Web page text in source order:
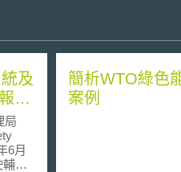
及
意
局
6月
助
簡析WTO綠色
案例